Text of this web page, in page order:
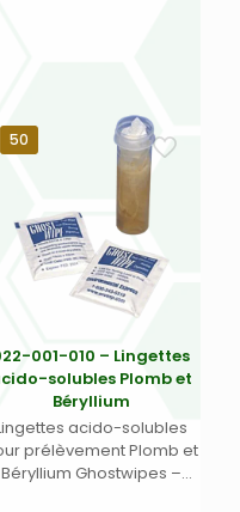
50
001-010 – Lingettes
solubles Plomb et
Béryllium
acido-solubles
prélèvement Plomb et
Béryllium Ghostwipes –